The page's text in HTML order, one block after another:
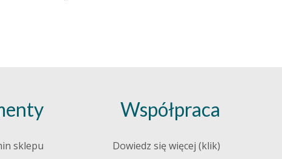
sklepu
Współpraca
Dowiedz się więcej (klik)